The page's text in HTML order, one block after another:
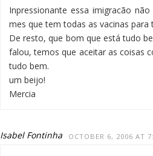
Inpressionante essa imigracão
mes que tem todas as vacinas para
De resto, que bom que está tudo
falou, temos que aceitar as coisas
tudo bem.
um beijo!
Mercia
Isabel Fontinha OCTOBER 6, 2006 AT